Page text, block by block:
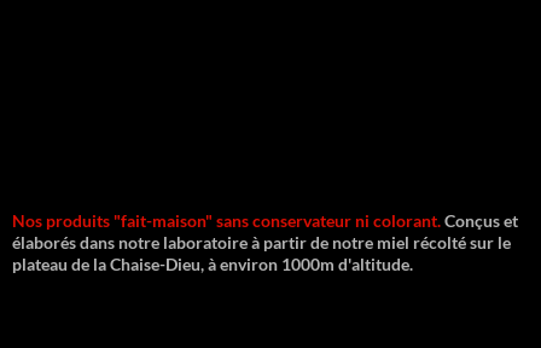
Nos produits "fait-maison" sans conservateur ni colorant.Conçus et
élaborés dans notre laboratoire à partir de notre miel récolté sur le
plateau de la Chaise-Dieu, à environ 1000m d'altitude.